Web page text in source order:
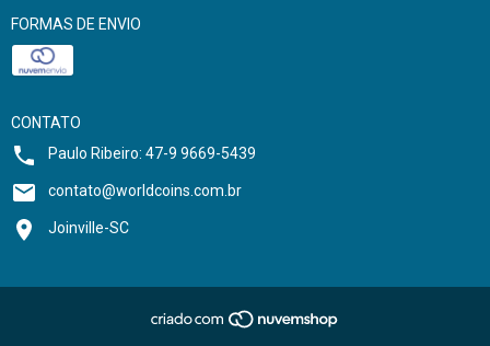
FORMAS DE ENVIO
CONTATO
Paulo Ribeiro: 47-9 9669-5439
contato@worldcoins.com.br
Joinville-SC